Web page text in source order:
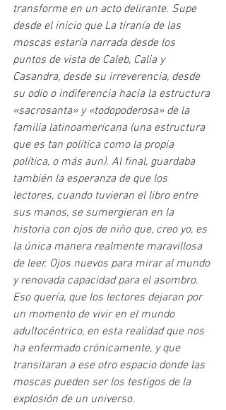
transforme en un acto delirante. Supe
desde el inicio que La tiranía de las
moscas estaría narrada desde los
puntos de vista de Caleb, Calia y
Casandra, desde su irreverencia, desde
su odio o indiferencia hacia la estructura
«sacrosanta» y «todopoderosa» de la
familia latinoamericana (una estructura
que es tan política como la propia
política, o más aun). Al final, guardaba
también la esperanza de que los
lectores, cuando tuvieran el libro entre
sus manos, se sumergieran en la
historia con ojos de niño que, creo yo, es
la única manera realmente maravillosa
de leer. Ojos nuevos para mirar al mundo
y renovada capacidad para el asombro.
Eso quería, que los lectores dejaran por
un momento de vivir en el mundo
adultocéntrico, en esta realidad que nos
ha enfermado crónicamente, y que
transitaran a ese otro espacio donde las
moscas pueden ser los testigos de la
explosión de un universo.